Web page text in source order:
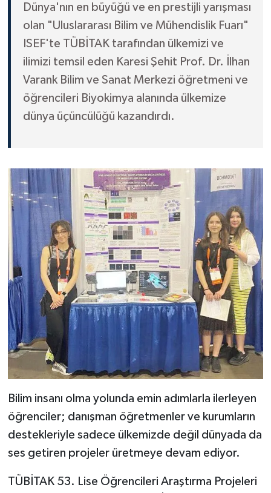
Dünya'nın en büyüğü ve en prestijli yarışması
olan "Uluslararası Bilim ve Mühendislik Fuarı"
ISEF'te TÜBİTAK tarafından ülkemizi ve
ilimizi temsil eden Karesi Şehit Prof. Dr. İlhan
Varank Bilim ve Sanat Merkezi öğretmeni ve
öğrencileri Biyokimya alanında ülkemize
dünya üçüncülüğü kazandırdı.
Bilim insanı olma yolunda emin adımlarla ilerleyen
öğrenciler; danışman öğretmenler ve kurumların
destekleriyle sadece ülkemizde değil dünyada da
ses getiren projeler üretmeye devam ediyor.
TÜBİTAK 53. Lise Öğrencileri Araştırma Projeleri